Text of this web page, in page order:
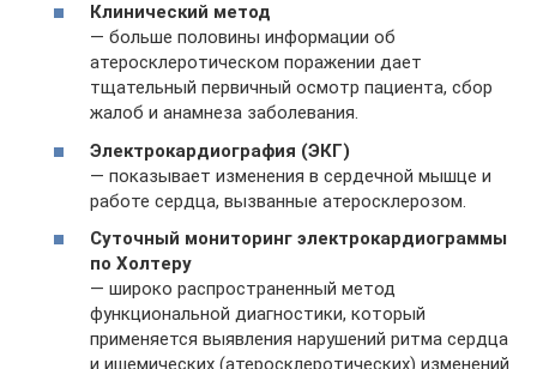
Клинический метод
— больше половины информации об
атеросклеротическом поражении дает
тщательный первичный осмотр пациента, сбор
жалоб и анамнеза заболевания.
Электрокардиография (ЭКГ)
— показывает изменения в сердечной мышце и
работе сердца, вызванные атеросклерозом.
Суточный мониторинг электрокардиограммы
по Холтеру
— широко распространенный метод
функциональной диагностики, который
применяется выявления нарушений ритма сердца
и ишемических (атеросклеротических) изменений